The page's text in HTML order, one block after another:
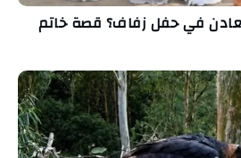
في حفل زفاف؟ قصة خاتم